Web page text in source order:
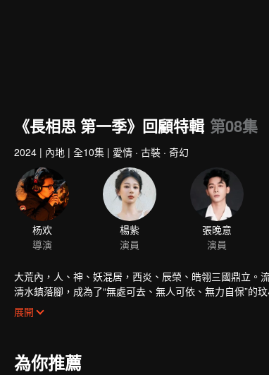
《長相思 第一季》回顧特輯 第08集
2024 | 內地 | 全10集 | 愛情 · 古裝 · 奇幻
杨欢
導演
楊紫
演員
張晚意
演員
大荒內，人、神、妖混居，西炎、辰榮、皓翎三國鼎立。
清水鎮落腳，成為了“無處可去、無人可依、無力自保”的
寄人籬下、隱忍蟄伏，為了尋找小夭走遍大荒，來到清水
生；玟小六又與九頭妖相柳不打不相識，惺惺相惜結為知
要天下太平，他的小夭就能夠幸福安康。
展開
為你推薦